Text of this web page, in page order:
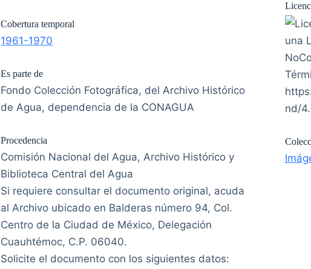
Cobertura temporal
1961-1970
Es parte de
Fondo Colección Fotográfica, del Archivo Histórico
de Agua, dependencia de la CONAGUA
Procedencia
Comisión Nacional del Agua, Archivo Histórico y
Biblioteca Central del Agua
Si requiere consultar el documento original, acuda
al Archivo ubicado en Balderas número 94, Col.
Centro de la Ciudad de México, Delegación
Cuauhtémoc, C.P. 06040.
Solicite el documento con los siguientes datos:
una
nd/